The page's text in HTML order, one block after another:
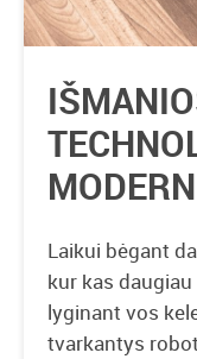
Laikui bėgant
kur kas
lyginant vos
tvarkantys